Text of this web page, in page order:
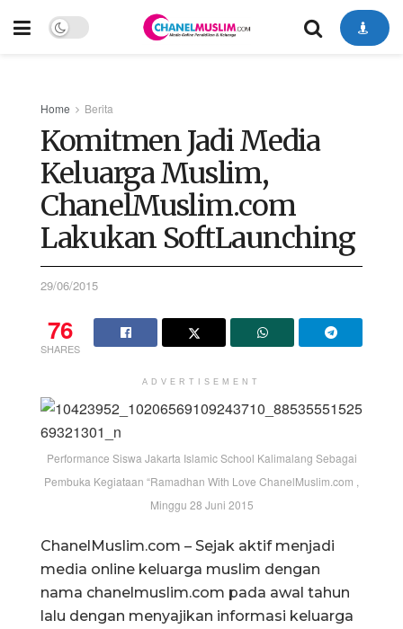
Home Berita
Komitmen Jadi Media
Keluarga Muslim,
ChanelMuslim.com
Lakukan SoftLaunching
29/06/2015
76
SHARES
ADVERTISEMENT
Performance Siswa Jakarta Islamic School Kalimalang Sebagai
Pembuka Kegiataan “Ramadhan With Love ChanelMuslim.com ,
Minggu 28 Juni 2015
ChanelMuslim.com – Sejak aktif menjadi
media online keluarga muslim dengan
nama chanelmuslim.com pada awal tahun
lalu dengan menyajikan informasi keluarga